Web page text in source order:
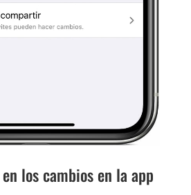
los cambios en la app